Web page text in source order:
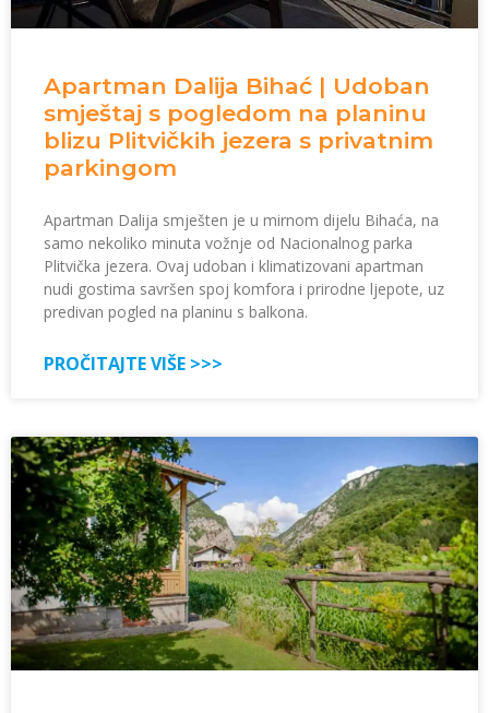
Apartman Dalija Bihać | Udoban
smještaj s pogledom na planinu
blizu Plitvičkih jezera s privatnim
parkingom
Apartman Dalija smješten je u mirnom dijelu Bihaća, na
samo nekoliko minuta vožnje od Nacionalnog parka
Plitvička jezera. Ovaj udoban i klimatizovani apartman
nudi gostima savršen spoj komfora i prirodne ljepote, uz
predivan pogled na planinu s balkona.
PROČITAJTE VIŠE >>>